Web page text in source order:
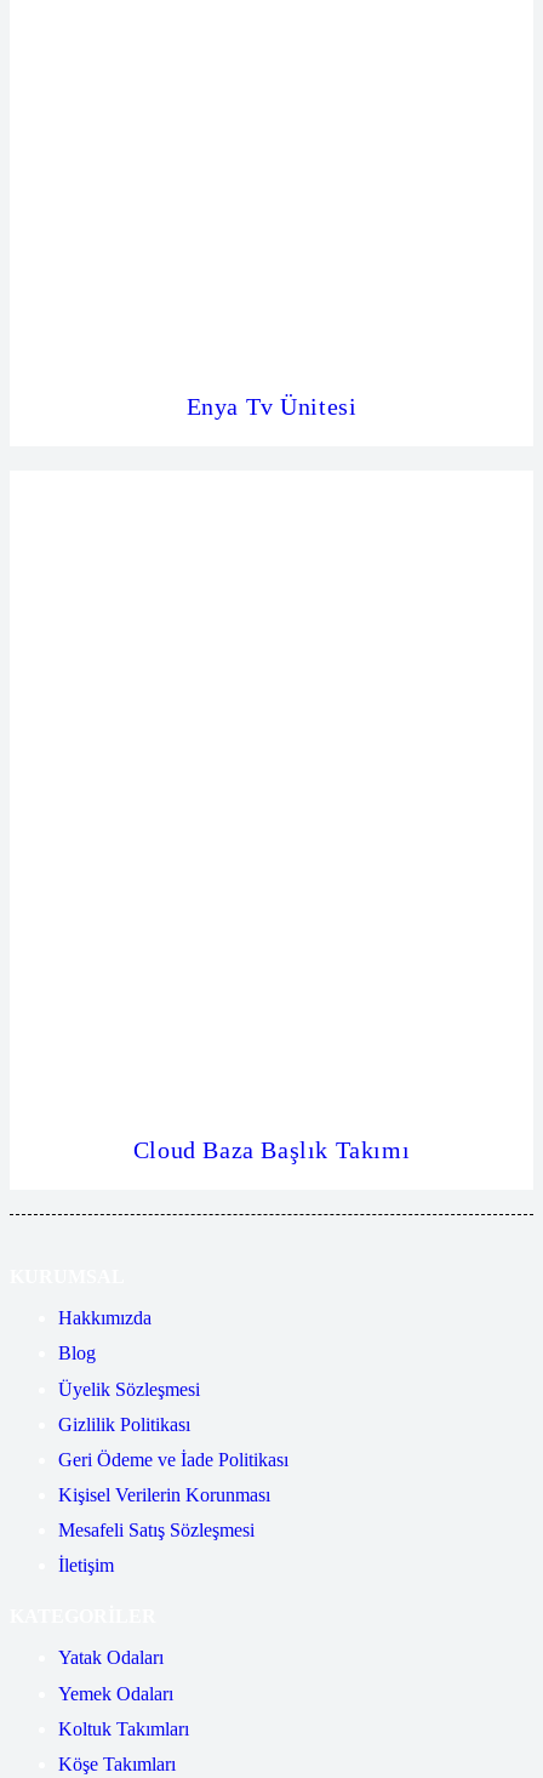
Enya Tv Ünitesi
Cloud Baza Başlık Takımı
Hakkımızda
Blog
Üyelik Sözleşmesi
Gizlilik Politikası
Geri Ödeme ve İade Politikası
Kişisel Verilerin Korunması
Mesafeli Satış Sözleşmesi
İletişim
Yatak Odaları
Yemek Odaları
Koltuk Takımları
Köşe Takımları